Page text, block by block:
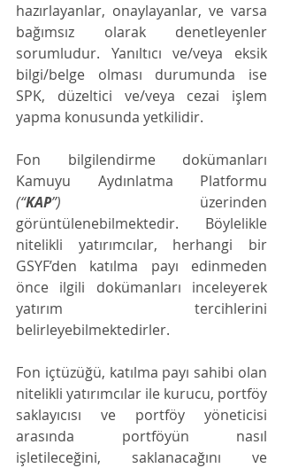
hazırlayanlar, onaylayanlar, ve varsa
bağımsız olarak denetleyenler
sorumludur. Yanıltıcı ve/veya eksik
bilgi/belge olması durumunda ise
SPK, düzeltici ve/veya cezai işlem
yapma konusunda yetkilidir.
Fon bilgilendirme dokümanları
(“KAP”) üzerinden
görüntülenebilmektedir. Böylelikle
nitelikli yatırımcılar, herhangi bir
GSYF’den katılma payı edinmeden
önce ilgili dokümanları inceleyerek
yatırım tercihlerini
belirleyebilmektedirler.
Fon içtüzüğü, katılma payı sahibi olan
nitelikli yatırımcılar ile kurucu, portföy
saklayıcısı ve portföy yöneticisi
arasında portföyün nasıl
işletileceğini, saklanacağını ve